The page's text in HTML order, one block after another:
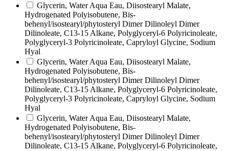
Glycerin, Water Aqua Eau, Diisostearyl Malate,
Hydrogenated Polyisobutene, Bis-
behenyl/isostearyl/phytosteryl Dimer Dilinoleyl Dimer
Dilinoleate, C13-15 Alkane, Polyglyceryl-6 Polyricinoleate,
Polyglyceryl-3 Polyricinoleate, Capryloyl Glycine, Sodium
Hyal
Glycerin, Water Aqua Eau, Diisostearyl Malate,
Hydrogenated Polyisobutene, Bis-
behenyl/isostearyl/phytosteryl Dimer Dilinoleyl Dimer
Dilinoleate, C13-15 Alkane, Polyglyceryl-6 Polyricinoleate,
Polyglyceryl-3 Polyricinoleate, Capryloyl Glycine, Sodium
Hyal
Glycerin, Water Aqua Eau, Diisostearyl Malate,
Hydrogenated Polyisobutene, Bis-
behenyl/isostearyl/phytosteryl Dimer Dilinoleyl Dimer
Dilinoleate, C13-15 Alkane, Polyglyceryl-6 Polyricinoleate,